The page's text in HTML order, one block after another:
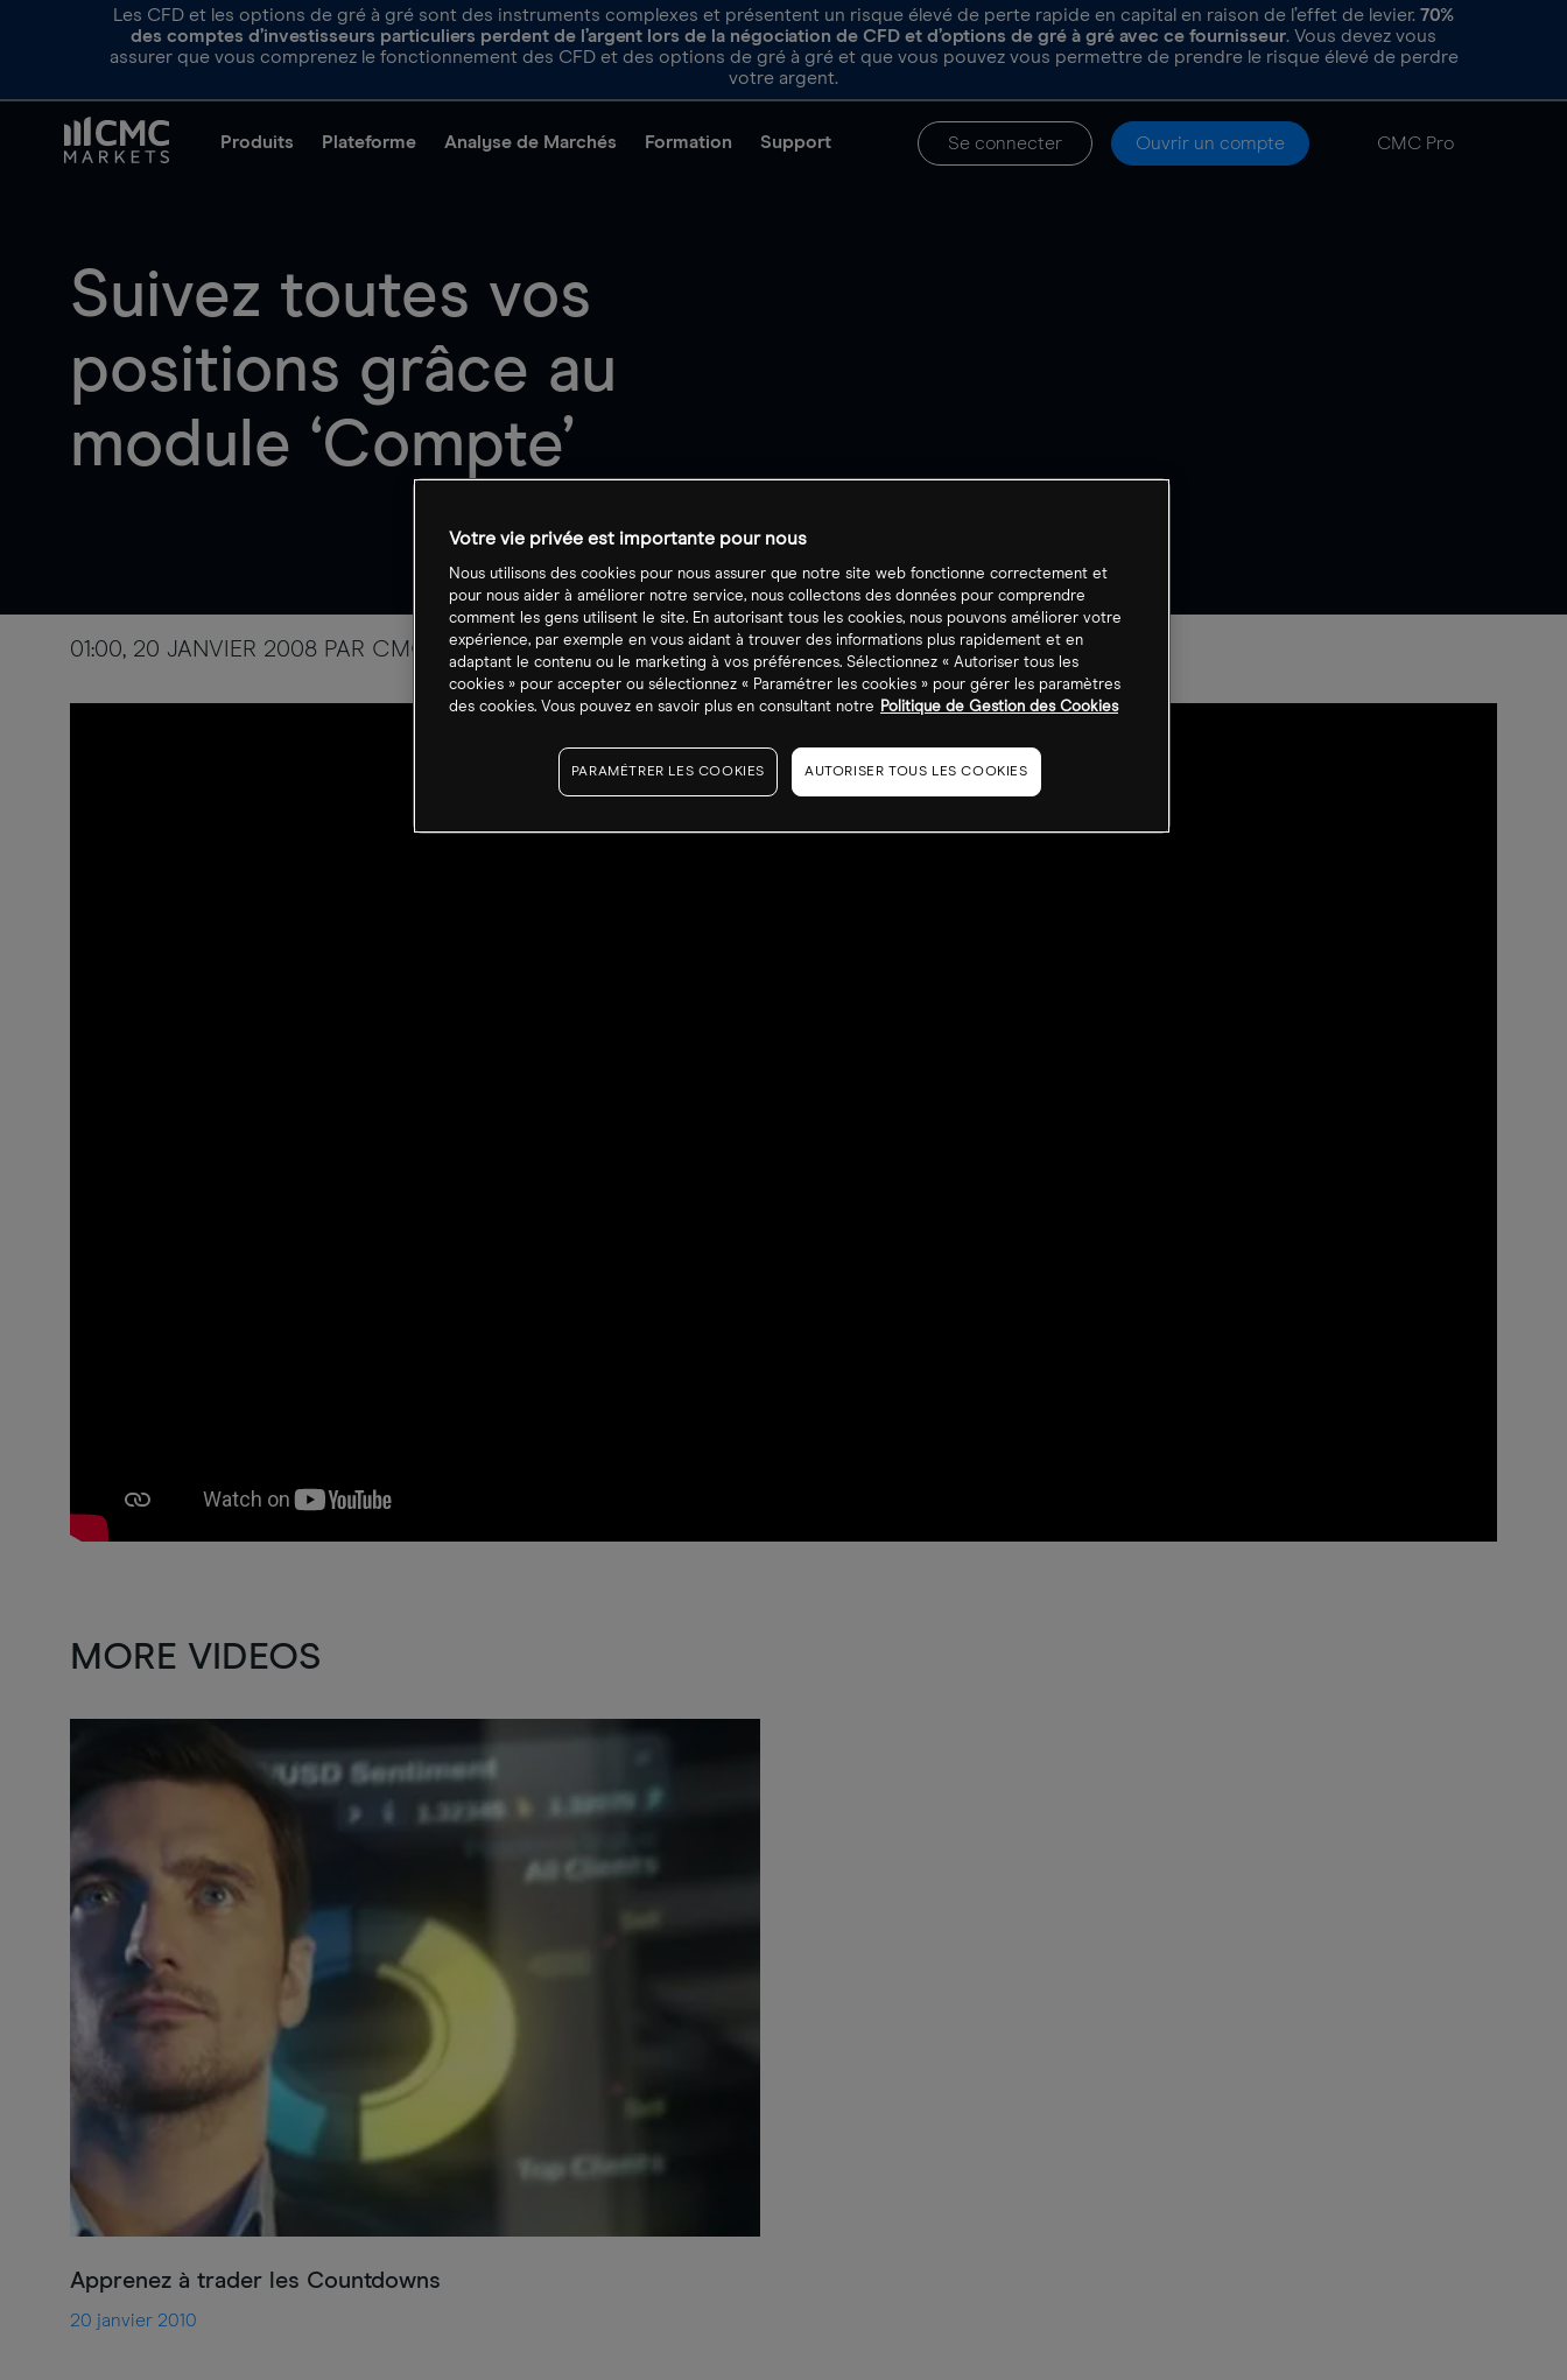
Les CFD et les options de gré à gré sont des instruments complexes et présentent un risque élevé de perte rapide en capital en raison de l’effet de levier. 70%
des comptes d’investisseurs particuliers perdent de l’argent lors de la négociation de CFD et d’options de gré à gré avec ce fournisseur. Vous devez vous
assurer que vous comprenez le fonctionnement des CFD et des options de gré à gré et que vous pouvez vous permettre de prendre le risque élevé de perdre
votre argent.
Produits Plateforme Analyse de Marchés Formation Support Se connecter Ouvrir un compte CMC Pro
Suivez toutes vos
positions grâce au
module ‘Compte’
01:00, 20 JANVIER 2008 PAR CMC MARKETS
MORE VIDEOS
Apprenez à trader les Countdowns
20 janvier 2010
Votre vie privée est importante pour nous
Nous utilisons des cookies pour nous assurer que notre site web fonctionne correctement et
pour nous aider à améliorer notre service, nous collectons des données pour comprendre
comment les gens utilisent le site. En autorisant tous les cookies, nous pouvons améliorer votre
expérience, par exemple en vous aidant à trouver des informations plus rapidement et en
adaptant le contenu ou le marketing à vos préférences. Sélectionnez « Autoriser tous les
cookies » pour accepter ou sélectionnez « Paramétrer les cookies » pour gérer les paramètres
des cookies. Vous pouvez en savoir plus en consultant notre
Politique de Gestion des Cookies
PARAMÉTRER LES COOKIES AUTORISER TOUS LES COOKIES